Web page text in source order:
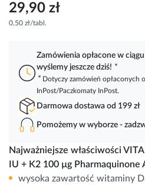
29,90 zł
0,50 zł/tabl.
Zamówienia opłacone w ciągu
wyślemy jeszcze dziś! *
* Dotyczy zamówień opłaconych
InPost/Paczkomaty InPost.
Darmowa dostawa od 199 zł
Pomożemy w wyborze -
Najważniejsze właściwości
IU + K2 100 µg
wysoka zawartość witaminy